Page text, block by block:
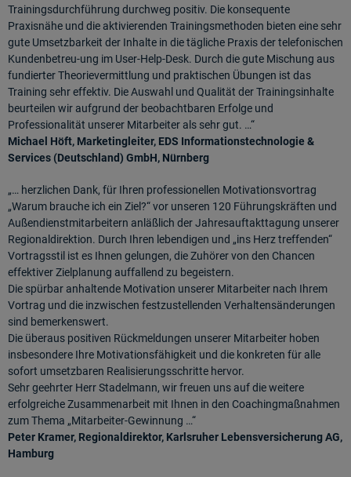
Trainingsdurchführung durchweg positiv. Die konsequente
Praxisnähe und die aktivierenden Trainingsmethoden bieten eine sehr
gute Umsetzbarkeit der Inhalte in die tägliche Praxis der telefonischen
Kundenbetreu-ung im User-Help-Desk. Durch die gute Mischung aus
fundierter Theorievermittlung und praktischen Übungen ist das
Training sehr effektiv. Die Auswahl und Qualität der Trainingsinhalte
beurteilen wir aufgrund der beobachtbaren Erfolge und
Professionalität unserer Mitarbeiter als sehr gut. …“
Michael Höft, Marketingleiter, EDS Informationstechnologie &
Services (Deutschland) GmbH, Nürnberg
„… herzlichen Dank, für Ihren professionellen Motivationsvortrag
„Warum brauche ich ein Ziel?“ vor unseren 120 Führungskräften und
Außendienstmitarbeitern anläßlich der Jahresauftakttagung unserer
Regionaldirektion. Durch Ihren lebendigen und „ins Herz treffenden“
Vortragsstil ist es Ihnen gelungen, die Zuhörer von den Chancen
effektiver Zielplanung auffallend zu begeistern.
Die spürbar anhaltende Motivation unserer Mitarbeiter nach Ihrem
Vortrag und die inzwischen festzustellenden Verhaltensänderungen
sind bemerkenswert.
Die überaus positiven Rückmeldungen unserer Mitarbeiter hoben
insbesondere Ihre Motivationsfähigkeit und die konkreten für alle
sofort umsetzbaren Realisierungsschritte hervor.
Sehr geehrter Herr Stadelmann, wir freuen uns auf die weitere
erfolgreiche Zusammenarbeit mit Ihnen in den Coachingmaßnahmen
zum Thema „Mitarbeiter-Gewinnung …“
Peter Kramer, Regionaldirektor, Karlsruher Lebensversicherung AG,
Hamburg